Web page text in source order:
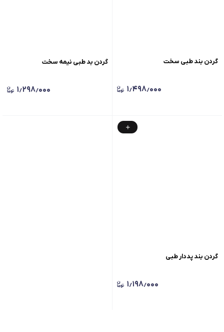
گردن بند طبی سخت
۱٫۴۹۸٫۰۰۰
گردن بد طبی نیمه سخت
۱٫۲۹۸٫۰۰۰
گردن بند پددار طبی
۱٫۱۹۸٫۰۰۰